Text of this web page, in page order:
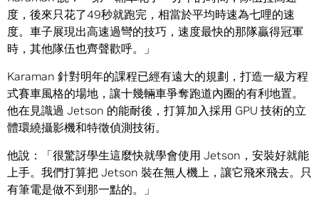
度，後來只花了49秒就跑完，相當於平均時速為七哩的速
度。車子展現出高速過彎的技巧，速度最快的那隊贏得冠軍
時，其他隊伍也齊聲歡呼。」
Karaman 針對明年的課程已經有遠大的規劃，打造一級方程
式賽車風格的場地，讓十幾輛車爭奪跑道內圈的有利地置。
他在見識過 Jetson 的能耐後，打算加入採用 GPU 技術的立
體環繞攝影機和特徵偵測技術。
他說：「很驚訝學生這麼快就學會使用 Jetson，安裝好就能
上手。我們打算把 Jetson 裝在無人機上，讓它飛來飛去。只
有筆電是做不到那一點的。」